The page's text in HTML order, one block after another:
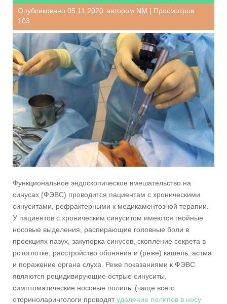
Опубликовано 05.11.2020 автором NM | Просмотров:
103
Функциональное эндоскопическое вмешательство на
синусах (ФЭВС) проводится пациентам с хроническими
синуситами, рефрактерными к медикаментозной терапии.
У пациентов с хроническим синуситом имеются гнойные
носовые выделения, распирающие головные боли в
проекциях пазух, закупорка синусов, скопление секрета в
ротоглотке, расстройство обоняния и (реже) кашель, астма
и поражение органа слуха. Реже показаниями к ФЭВС
являются рецидивирующие острые синуситы,
симптоматические носовые полипы (чаще всего
оториноларингологи проводятудаление полипов в носу